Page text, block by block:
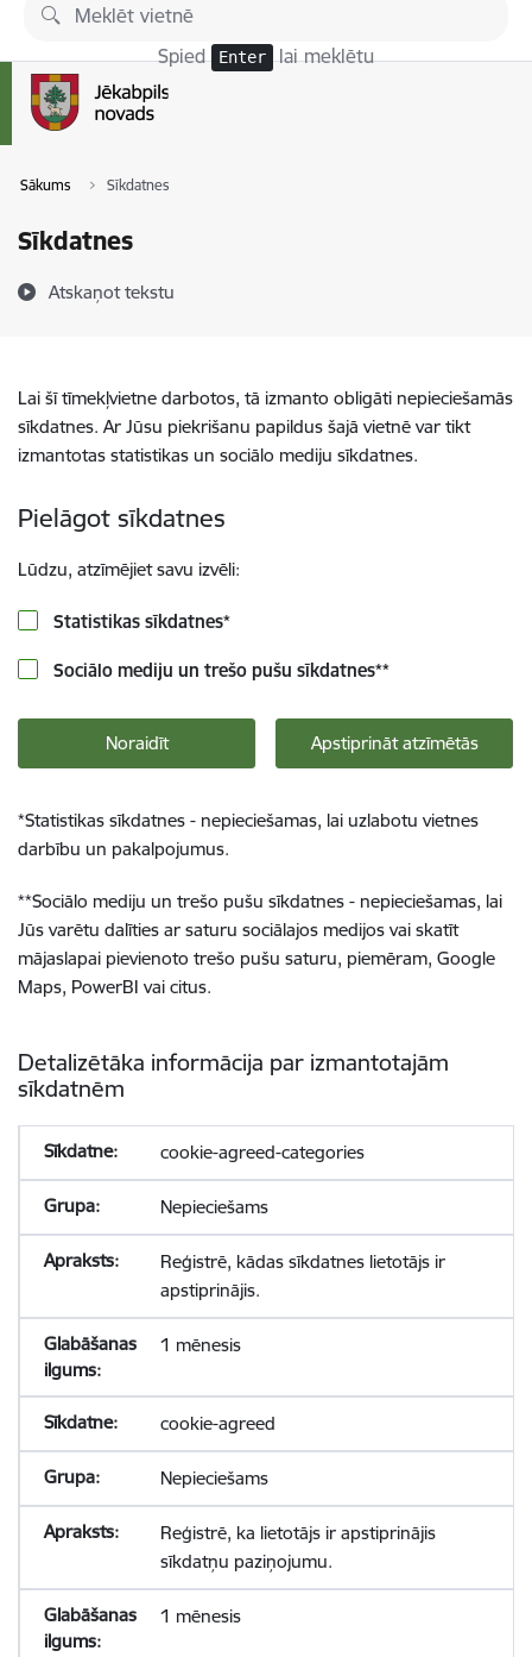
Pāriet uz lapas saturu
Spied Enter lai meklētu
Sākums Sīkdatnes
Sīkdatnes
Atskaņot tekstu
Lai šī tīmekļvietne darbotos, tā izmanto obligāti nepieciešamās
sīkdatnes. Ar Jūsu piekrišanu papildus šajā vietnē var tikt
izmantotas statistikas un sociālo mediju sīkdatnes.
Pielāgot sīkdatnes
Lūdzu, atzīmējiet savu izvēli:
Statistikas sīkdatnes*
Sociālo mediju un trešo pušu sīkdatnes**
Noraidīt Apstiprināt atzīmētās
*Statistikas sīkdatnes - nepieciešamas, lai uzlabotu vietnes
darbību un pakalpojumus.
**Sociālo mediju un trešo pušu sīkdatnes - nepieciešamas, lai
Jūs varētu dalīties ar saturu sociālajos medijos vai skatīt
mājaslapai pievienoto trešo pušu saturu, piemēram, Google
Maps, PowerBI vai citus.
Detalizētāka informācija par izmantotajām
sīkdatnēm
cookie-agreed-categories
Nepieciešams
Reģistrē, kādas sīkdatnes lietotājs ir
apstiprinājis.
1 mēnesis
cookie-agreed
Nepieciešams
Reģistrē, ka lietotājs ir apstiprinājis
sīkdatņu paziņojumu.
1 mēnesis